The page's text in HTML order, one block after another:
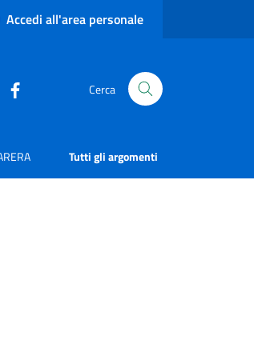
Accedi all'area personale
Cerca
Tutti gli argomenti